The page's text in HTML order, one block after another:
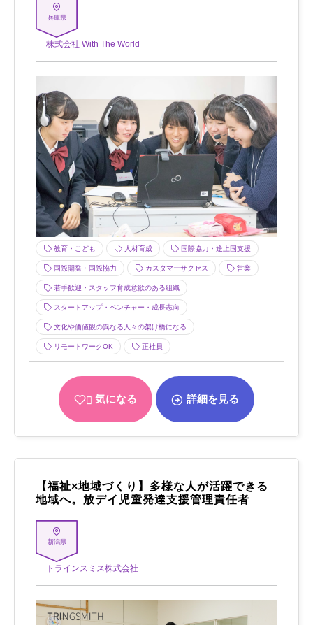
兵庫県
株式会社 With The World
教育・こども 人材育成 国際協力・途上国支援
国際開発・国際協力 カスタマーサクセス 営業
若手歓迎・スタッフ育成意欲のある組織
スタートアップ・ベンチャー・成長志向
文化や価値観の異なる人々の架け橋になる
リモートワークOK 正社員
気になる 詳細を見る
【福祉×地域づくり】多様な人が活躍できる
地域へ。放デイ児童発達支援管理責任者
新潟県
トラインスミス株式会社